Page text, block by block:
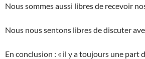
Nous sommes aussi libres de recevoir
Nous nous sentons libres de discuter
En conclusion : « il y a toujours une part